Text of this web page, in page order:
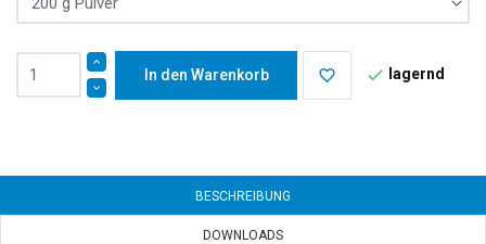
In den Warenkorb favorite_border  lagernd
BESCHREIBUNG
DOWNLOADS